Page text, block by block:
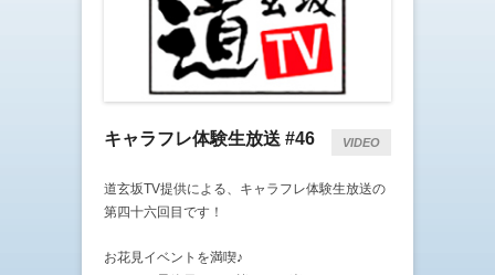
キャラフレ体験生放送 #46 VIDEO
道玄坂TV提供による、キャラフレ体験生放送の
第四十六回目です！
お花見イベントを満喫♪